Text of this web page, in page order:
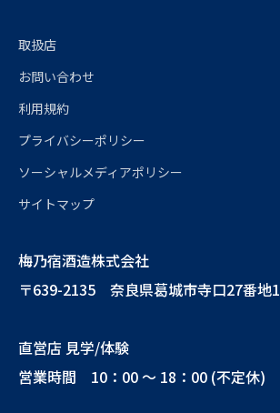
取扱店
お問い合わせ
利用規約
プライバシーポリシー
ソーシャルメディアポリシー
サイトマップ
梅乃宿酒造株式会社
〒639-2135 奈良県葛城市寺口27番地1
直営店 見学/体験
営業時間 10：00 ～ 18：00 (不定休)